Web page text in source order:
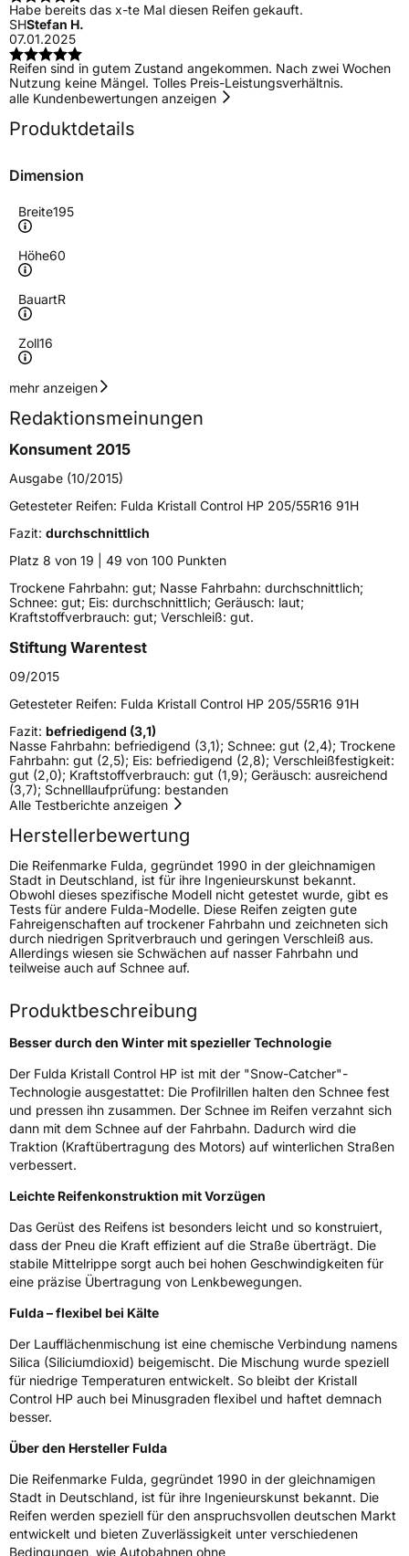
Habe bereits das x-te Mal diesen Reifen gekauft.
SHStefan H.
07.01.2025
Reifen sind in gutem Zustand angekommen. Nach zwei Wochen
Nutzung keine Mängel. Tolles Preis-Leistungsverhältnis.
alle Kundenbewertungen anzeigen
Produktdetails
Dimension
Breite195
Höhe60
BauartR
Zoll16
Geschwindigkeitsindex
Höchstgeschwindigkeit
210 km/h
Lastindex89
Höchstlast580 kg
Generelle Merkmale
VerwendungWinterreifen
FahrzeugartPKW & SUV
Weitere Eigenschaften
SchlauchtypTL
ZustandNeureifen
M+SJa
EU Label
EffizienzC
NasshaftungB
Rollgeräusch (dB)71
Fahrzeugklasse C1
3PMSF / Schneeflockensymbol / Alpine-SymbolJa
EPREL ID612651
Allgemeine Produktsicherheit (GPSR)
HerstellerkontaktGoodyear S.A. Innovation Center, Avenue
Gordon Smith 7750 Colmar-Berg Luxemburg,
www.goodyear.eu
mehr anzeigen
Redaktionsmeinungen
Konsument 2015
Ausgabe (10/2015)
Getesteter Reifen: Fulda Kristall Control HP 205/55R16 91H
Fazit: durchschnittlich
Platz 8 von 19 | 49 von 100 Punkten
Trockene Fahrbahn: gut; Nasse Fahrbahn: durchschnittlich;
Schnee: gut; Eis: durchschnittlich; Geräusch: laut;
Kraftstoffverbrauch: gut; Verschleiß: gut.
Stiftung Warentest
09/2015
Getesteter Reifen: Fulda Kristall Control HP 205/55R16 91H
Fazit: befriedigend (3,1)
Nasse Fahrbahn: befriedigend (3,1); Schnee: gut (2,4); Trockene
Fahrbahn: gut (2,5); Eis: befriedigend (2,8); Verschleißfestigkeit:
gut (2,0); Kraftstoffverbrauch: gut (1,9); Geräusch: ausreichend
(3,7); Schnelllaufprüfung: bestanden
Alle Testberichte anzeigen
Herstellerbewertung
Die Reifenmarke Fulda, gegründet 1990 in der gleichnamigen
Stadt in Deutschland, ist für ihre Ingenieurskunst bekannt.
Obwohl dieses spezifische Modell nicht getestet wurde, gibt es
Tests für andere Fulda-Modelle. Diese Reifen zeigten gute
Fahreigenschaften auf trockener Fahrbahn und zeichneten sich
durch niedrigen Spritverbrauch und geringen Verschleiß aus.
Allerdings wiesen sie Schwächen auf nasser Fahrbahn und
teilweise auch auf Schnee auf.
Produktbeschreibung
Besser durch den Winter mit spezieller Technologie
Der Fulda Kristall Control HP ist mit der "Snow-Catcher"-
Technologie ausgestattet: Die Profilrillen halten den Schnee fest
und pressen ihn zusammen. Der Schnee im Reifen verzahnt sich
dann mit dem Schnee auf der Fahrbahn. Dadurch wird die
Traktion (Kraftübertragung des Motors) auf winterlichen Straßen
verbessert.
Leichte Reifenkonstruktion mit Vorzügen
Das Gerüst des Reifens ist besonders leicht und so konstruiert,
dass der Pneu die Kraft effizient auf die Straße überträgt. Die
stabile Mittelrippe sorgt auch bei hohen Geschwindigkeiten für
eine präzise Übertragung von Lenkbewegungen.
Fulda – flexibel bei Kälte
Der Laufflächenmischung ist eine chemische Verbindung namens
Silica (Siliciumdioxid) beigemischt. Die Mischung wurde speziell
für niedrige Temperaturen entwickelt. So bleibt der Kristall
Control HP auch bei Minusgraden flexibel und haftet demnach
besser.
Über den Hersteller Fulda
Die Reifenmarke Fulda, gegründet 1990 in der gleichnamigen
Stadt in Deutschland, ist für ihre Ingenieurskunst bekannt. Die
Reifen werden speziell für den anspruchsvollen deutschen Markt
entwickelt und bieten Zuverlässigkeit unter verschiedenen
Bedingungen, wie Autobahnen ohne